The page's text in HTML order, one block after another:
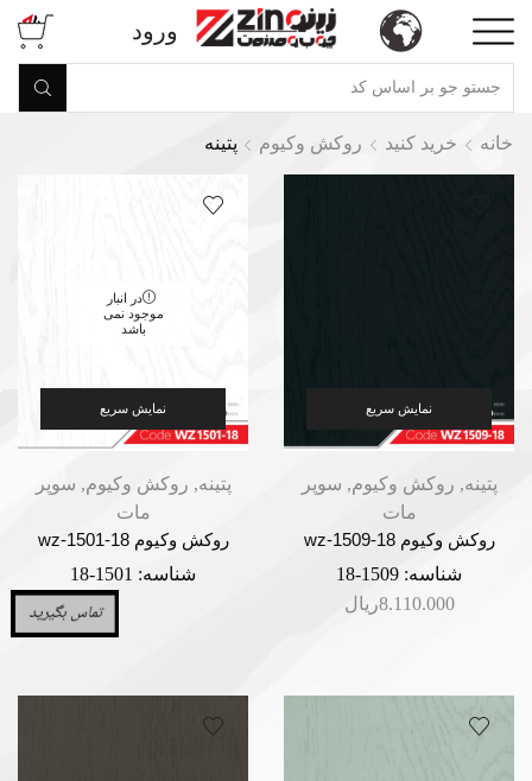
ورود
خانه خرید کنید روکش وکیوم پتینه
نمایش سریع
پتینه, روکش وکیوم, سوپر
مات
روکش وکیوم wz-1509-18
شناسه: 1509-18
8.110.000ریال
در انبار
موجود نمی
باشد
نمایش سریع
پتینه, روکش وکیوم, سوپر
مات
روکش وکیوم wz-1501-18
شناسه: 1501-18